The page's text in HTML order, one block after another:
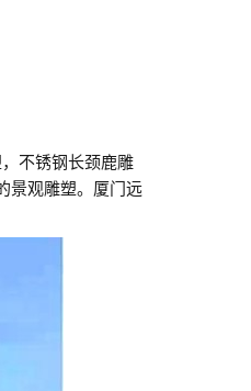
不锈钢长颈鹿雕
景观雕塑。厦门远